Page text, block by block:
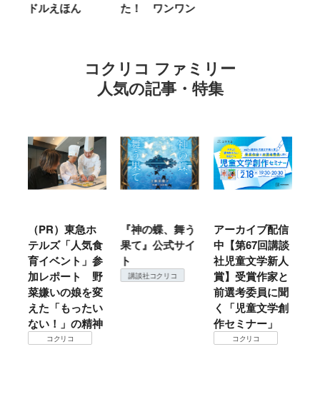
ドルえほん
た！ ワンワン
コクリコ ファミリー
人気の記事・特集
（PR）東急ホ
テルズ「人気食
育イベント」参
加レポート 野
菜嫌いの娘を変
えた「もったい
ない！」の精神
コクリコ
『神の蝶、舞う
果て』公式サイ
ト
講談社コクリコ
アーカイブ配信
中【第67回講談
社児童文学新人
賞】受賞作家と
前選考委員に聞
く「児童文学創
作セミナー」
コクリコ